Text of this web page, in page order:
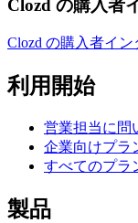
Clozd の購入者
Clozd の購入者イ
利用開始
営業担当に問
企業向けプラ
すべてのプラ
製品